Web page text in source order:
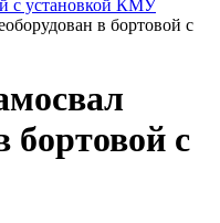
с установкой КМУ
в бортовой с
бортовой с